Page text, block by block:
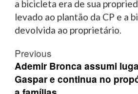
a bicicleta era de sua
levado ao plantão da CP e a
devolvida ao proprietário.
Post
navigation
Previous
Ademir Bronca assumi
Gaspar e continua no